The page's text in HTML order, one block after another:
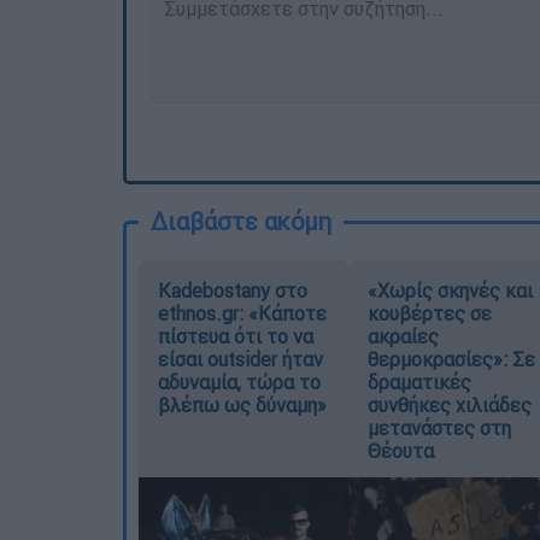
Διαβάστε ακόμη
Kadebostany στο
ethnos.gr: «Κάποτε
πίστευα ότι το να
είσαι outsider ήταν
αδυναμία, τώρα το
βλέπω ως δύναμη»
«Χωρίς σκηνές και
κουβέρτες σε
ακραίες
θερμοκρασίες»: Σε
δραματικές
συνθήκες χιλιάδες
μετανάστες στη
Θέουτα